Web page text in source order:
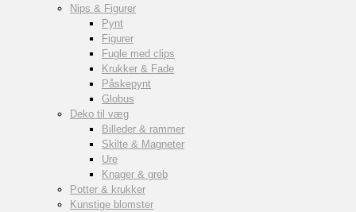
Nips & Figurer
Pynt
Figurer
Fugle med clips
Krukker & Fade
Påskepynt
Globus
Deko til væg
Billeder & rammer
Skilte & Magneter
Ure
Knager & greb
Potter & krukker
Kunstige blomster